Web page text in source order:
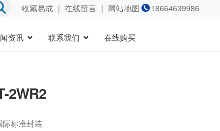
收藏易成｜ 在线留言｜ 网站地图 18664639986
资讯 联系我们 在线购买
2WR2
标准封装